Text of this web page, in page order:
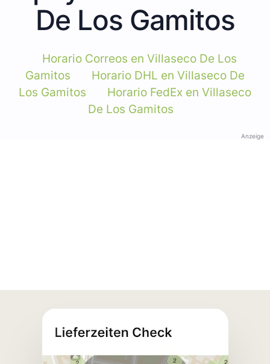
De Los Gamitos
Horario Correos en Villaseco De Los
Gamitos
Horario DHL en Villaseco De
Los Gamitos
Horario FedEx en Villaseco
De Los Gamitos
Anzeige